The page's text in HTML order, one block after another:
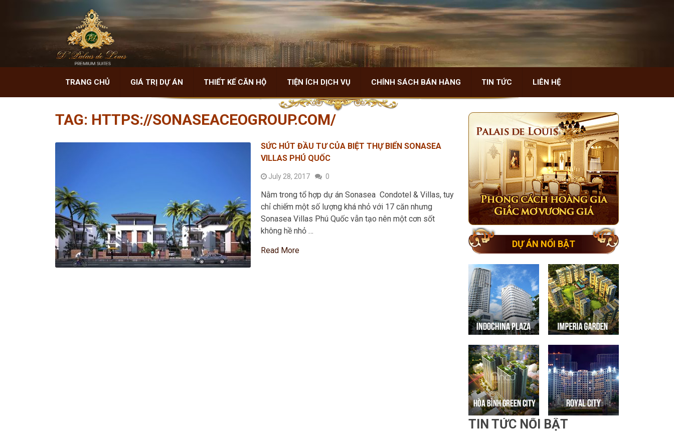
TRANG CHỦ GIÁ TRỊ DỰ ÁN THIẾT KẾ CĂN HỘ TIỆN ÍCH DỊCH VỤ CHÍNH SÁCH BÁN HÀNG TIN TỨC LIÊN HỆ
TAG: HTTPS://SONASEACEOGROUP.COM/
SỨC HÚT ĐẦU TƯ CỦA BIỆT THỰ BIỂN SONASEA
VILLAS PHÚ QUỐC
July 28, 2017 0
Nằm trong tổ hợp dự án Sonasea Condotel & Villas, tuy
chỉ chiếm một số lượng khá nhỏ với 17 căn nhưng
Sonasea Villas Phú Quốc vẫn tạo nên một cơn sốt
không hề nhỏ …
Read More
DỰ ÁN NỔI BẬT
TIN TỨC NỔI BẬT